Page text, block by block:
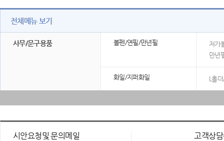
전체메뉴 보기
사무/문구용품 볼펜/연필/만년필
저가
만년
화일/지퍼화일 L홀
시안요청및 문의메일 고객상